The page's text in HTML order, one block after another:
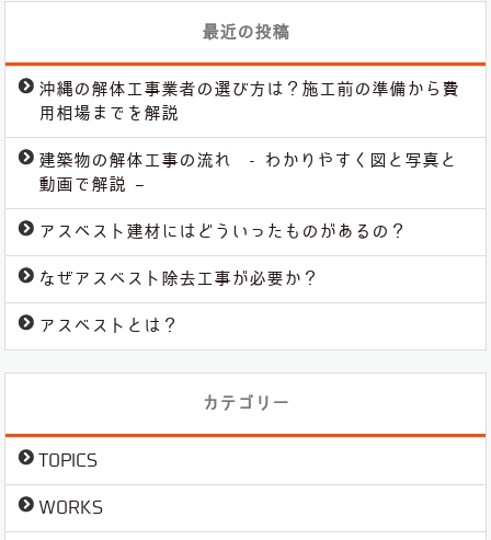
最近の投稿
沖縄の解体工事業者の選び方は？施工前の準備から費
用相場までを解説
建築物の解体工事の流れ - わかりやすく図と写真と
動画で解説 –
アスベスト建材にはどういったものがあるの？
なぜアスベスト除去工事が必要か？
アスベストとは？
カテゴリー
TOPICS
WORKS